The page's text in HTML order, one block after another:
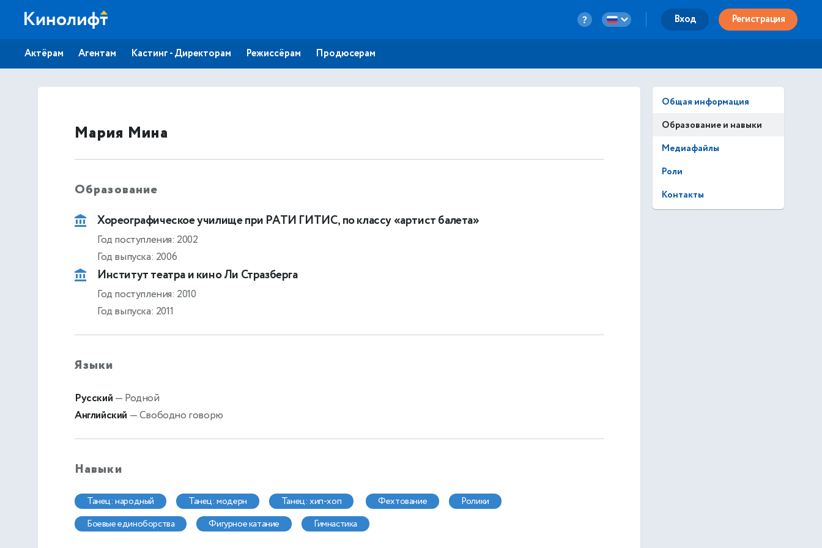
Вход Регистрация
Актёрам Агентам Кастинг - Директорам Режиссёрам Продюсерам
Мария Мина
Образование
Хореографическое училище при РАТИ ГИТИС, по классу «артист балета»
Год поступления: 2002
Год выпуска: 2006
Институт театра и кино Ли Стразберга
Год поступления: 2010
Год выпуска: 2011
Языки
Русский — Родной
Английский — Свободно говорю
Навыки
танец: народный танец: модерн танец: хип-хоп фехтование
ролики
боевые единоборства
фигурное катание гимнастика
Общая информация
Образование и навыки
Медиафайлы
Роли
Контакты